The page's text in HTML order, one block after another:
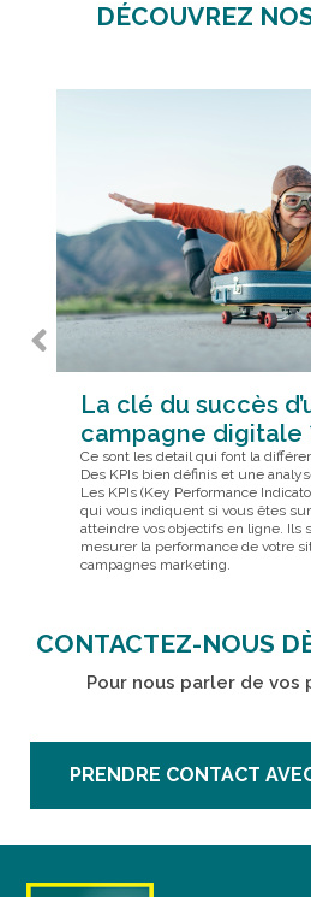
DÉCOUVREZ
La clé du succès
campagne digitale
Ce sont les detail qui font la
Des KPIs bien définis et une
Les KPIs (Key Performance
qui vous indiquent si vous êtes
atteindre vos objectifs en ligne. Ils
mesurer la performance de votre
campagnes marketing.
CONTACTEZ-NOUS
Pour nous parler de vos
PRENDRE CONTACT